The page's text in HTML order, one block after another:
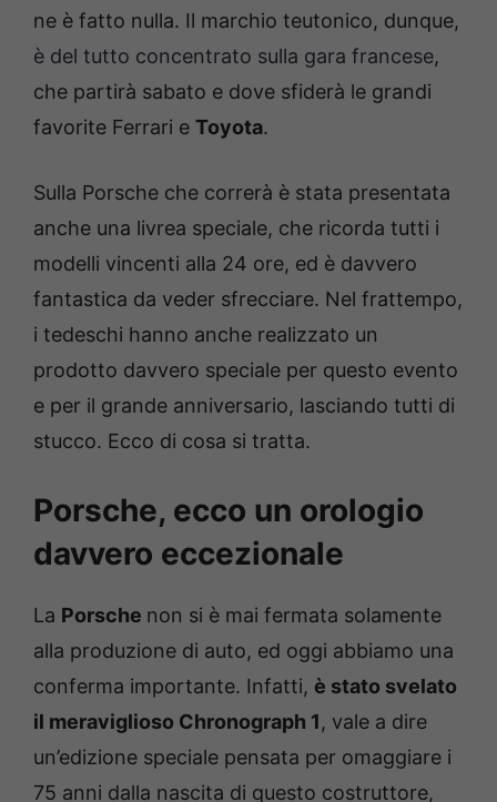
ne è fatto nulla. Il marchio teutonico, dunque,
è del tutto concentrato sulla gara francese,
che partirà sabato e dove sfiderà le grandi
favorite Ferrari e Toyota.
Sulla Porsche che correrà è stata presentata
anche una livrea speciale, che ricorda tutti i
modelli vincenti alla 24 ore, ed è davvero
fantastica da veder sfrecciare. Nel frattempo,
i tedeschi hanno anche realizzato un
prodotto davvero speciale per questo evento
e per il grande anniversario, lasciando tutti di
stucco. Ecco di cosa si tratta.
Porsche, ecco un orologio
davvero eccezionale
La Porsche non si è mai fermata solamente
alla produzione di auto, ed oggi abbiamo una
conferma importante. Infatti, è stato svelato
il meraviglioso Chronograph 1, vale a dire
un’edizione speciale pensata per omaggiare i
75 anni dalla nascita di questo costruttore,